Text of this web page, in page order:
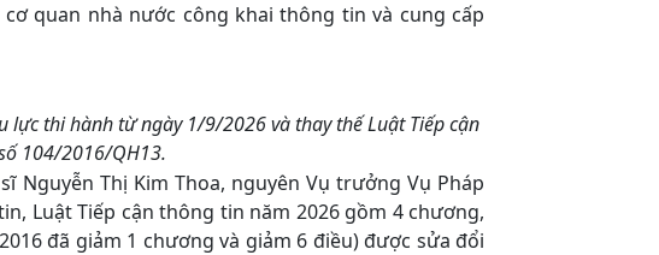
quan nhà nước công khai thông tin và cung cấp
thi hành từ ngày 1/9/2026 và thay thế Luật Tiếp cận
104/2016/QH13.
Nguyễn Thị Kim Thoa, nguyên Vụ trưởng Vụ Pháp
Luật Tiếp cận thông tin năm 2026 gồm 4 chương,
đã giảm 1 chương và giảm 6 điều) được sửa đổi